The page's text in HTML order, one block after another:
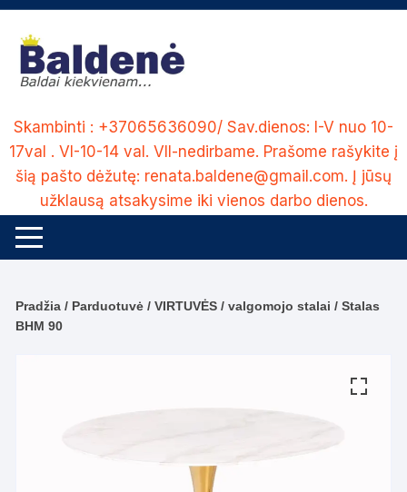
Skip
content
Skambinti : +37065636090/ Sav.dienos: I-V nuo 10-
17val . VI-10-14 val. VII-nedirbame. Prašome rašykite į
šią pašto dėžutę: renata.baldene@gmail.com. Į jūsų
užklausą atsakysime iki vienos darbo dienos.
Pradžia / Parduotuvė /VIRTUVĖS /valgomojo stalai / Stalas
BHM 90